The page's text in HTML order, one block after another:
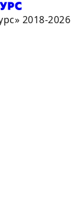
2018-2026